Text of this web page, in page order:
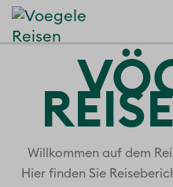
Willkommen auf dem
Hier finden Sie